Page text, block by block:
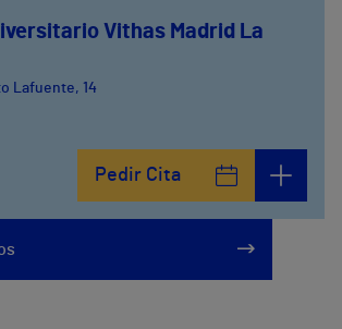
Vithas Madrid La
Lafuente, 14
Pedir Cita